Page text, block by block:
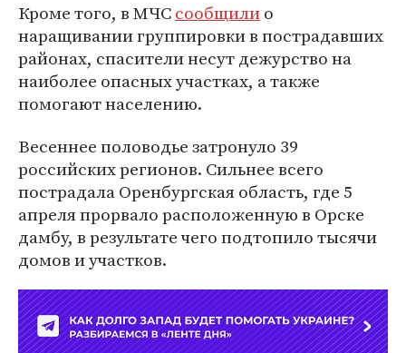
Кроме того, в МЧСсообщилио
наращивании группировки в пострадавших
районах, спасители несут дежурство на
наиболее опасных участках, а также
помогают населению.
Весеннее половодье затронуло 39
российских регионов. Сильнее всего
пострадала Оренбургская область, где 5
апреля прорвало расположенную в Орске
дамбу, в результате чего подтопило тысячи
домов и участков.